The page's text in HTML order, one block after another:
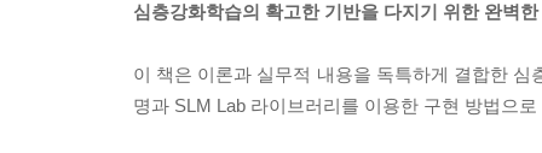
심층강화학습의 확고한 기반을 다지기 위한 완벽
이 책은 이론과 실무적 내용을 독특하게 결합한
명과 SLM Lab 라이브러리를 이용한 구현 방법으